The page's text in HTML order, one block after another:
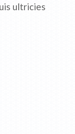
ultricies